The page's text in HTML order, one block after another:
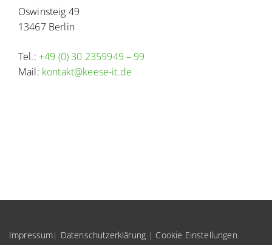
Oswinsteig 49
13467 Berlin
Tel.: +49 (0) 30 2359949 – 99
Mail: kontakt@keese-it.de
Impressum| Datenschutzerklärung| Cookie Einstellungen